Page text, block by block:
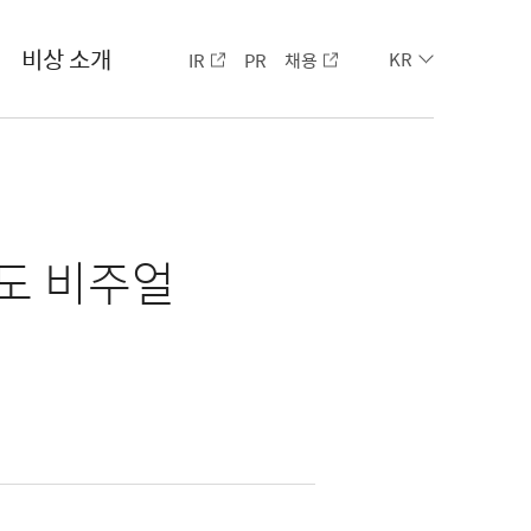
비상 소개 IR PR 채용 KR
비주얼